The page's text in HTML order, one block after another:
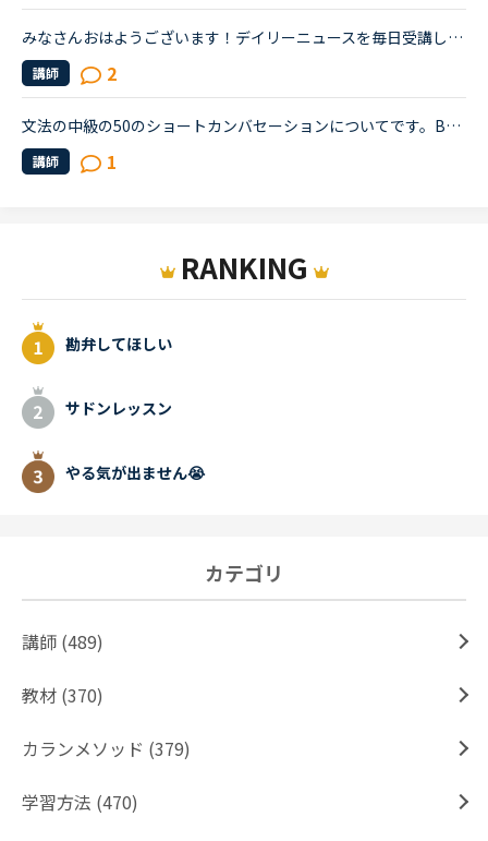
みなさんおはようございます！デイリーニュースを毎日受講しています。やはり、コロナ関係の記事が多いのでちょっと飽きてきました。そこで、これまで気に入った記事、興味深かった過去記事などありましたら共有...
講師 2
文法の中級の50のショートカンバセーションについてです。Benjamin's son called him at his law firm while he was busy having a meeting. Benjamin &quot;What did my son say?&quot; Secretary &quot;He sai...
講師 1
RANKING
勘弁してほしい
サドンレッスン
やる気が出ません😭
カテゴリ
講師 (489)
教材 (370)
カランメソッド (379)
学習方法 (470)